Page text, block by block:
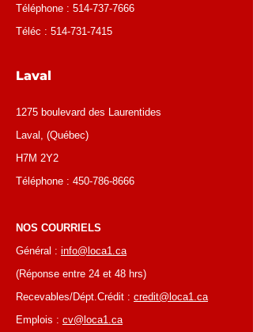
Téléphone : 514-737-7666
Téléc : 514-731-7415
Laval
1275 boulevard des Laurentides
Laval, (Québec)
H7M 2Y2
Téléphone : 450-786-8666
NOS COURRIELS
Général : info@loca1.ca
(Réponse entre 24 et 48 hrs)
Recevables/Dépt.Crédit : credit@loca1.ca
Emplois : cv@loca1.ca